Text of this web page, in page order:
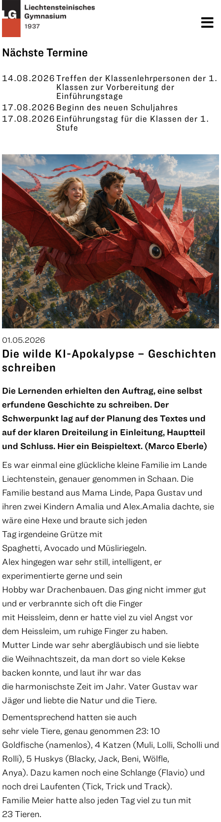
Nächste Termine
14.08.2026Treffen der Klassenlehrpersonen der 1.
Klassen zur Vorbereitung der
Einführungstage
17.08.2026 Beginn des neuen Schuljahres
17.08.2026 Einführungstag für die Klassen der 1.
Stufe
KONTAKT
01.05.2026
Die wilde KI-Apokalypse – Geschichten
schreiben
Die Lernenden erhielten den Auftrag, eine selbst
erfundene Geschichte zu schreiben. Der
Schwerpunkt lag auf der Planung des Textes und
auf der klaren Dreiteilung in Einleitung, Hauptteil
und Schluss. Hier ein Beispieltext. (Marco Eberle)
Es war einmal eine glückliche kleine Familie im Lande
Liechtenstein, genauer genommen in Schaan. Die
Familie bestand aus Mama Linde, Papa Gustav und
ihren zwei Kindern Amalia und Alex.Amalia dachte, sie
wäre eine Hexe und braute sich jeden
Tag irgendeine Grütze mit
Spaghetti, Avocado und Müsliriegeln.
Alex hingegen war sehr still, intelligent, er
experimentierte gerne und sein
Hobby war Drachenbauen. Das ging nicht immer gut
und er verbrannte sich oft die Finger
mit Heissleim, denn er hatte viel zu viel Angst vor
dem Heissleim, um ruhige Finger zu haben.
Mutter Linde war sehr abergläubisch und sie liebte
die Weihnachtszeit, da man dort so viele Kekse
backen konnte, und laut ihr war das
die harmonischste Zeit im Jahr. Vater Gustav war
Jäger und liebte die Natur und die Tiere.
Dementsprechend hatten sie auch
sehr viele Tiere, genau genommen 23: 10
Goldfische (namenlos), 4 Katzen (Muli, Lolli, Scholli und
Rolli), 5 Huskys (Blacky, Jack, Beni, Wölfle,
Anya). Dazu kamen noch eine Schlange (Flavio) und
noch drei Laufenten (Tick, Trick und Track).
Familie Meier hatte also jeden Tag viel zu tun mit
23 Tieren.